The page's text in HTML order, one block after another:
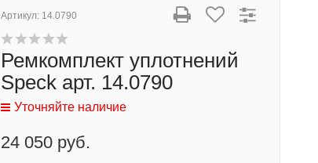
Артикул: 14.0790
Ремкомплект уплотнений
Speck арт. 14.0790
Уточняйте наличие
24 050 руб.